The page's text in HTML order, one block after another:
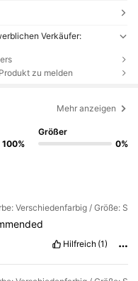
Verkäufer:
zu melden
Mehr anzeigen
100%
Größer
0%
Verschiedenfarbig / Größe: S
Hilfreich (1)